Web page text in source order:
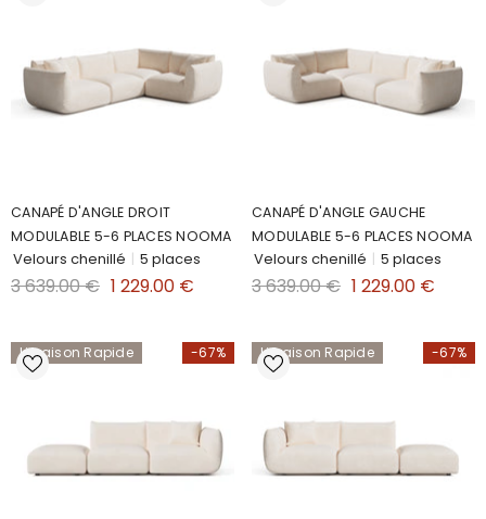
CANAPÉ D'ANGLE DROIT
MODULABLE 5-6 PLACES NOOMA
Velours chenillé | 5 places
3 639.00 € 1 229.00 €
CANAPÉ D'ANGLE GAUCHE
MODULABLE 5-6 PLACES NOOMA
Velours chenillé | 5 places
3 639.00 € 1 229.00 €
-67%
Livraison Rapide -67%
Livraison Rapide